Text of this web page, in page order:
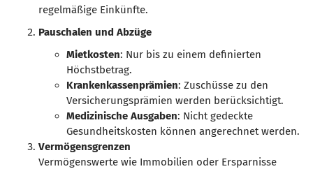
regelmäßige Einkünfte.
Pauschalen und Abzüge
Mietkosten: Nur bis zu einem definierten
Höchstbetrag.
Krankenkassenprämien: Zuschüsse zu den
Versicherungsprämien werden berücksichtigt.
Medizinische Ausgaben: Nicht gedeckte
Gesundheitskosten können angerechnet werden.
Vermögensgrenzen
Vermögenswerte wie Immobilien oder Ersparnisse